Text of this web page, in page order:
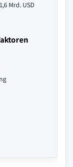
Mrd. USD